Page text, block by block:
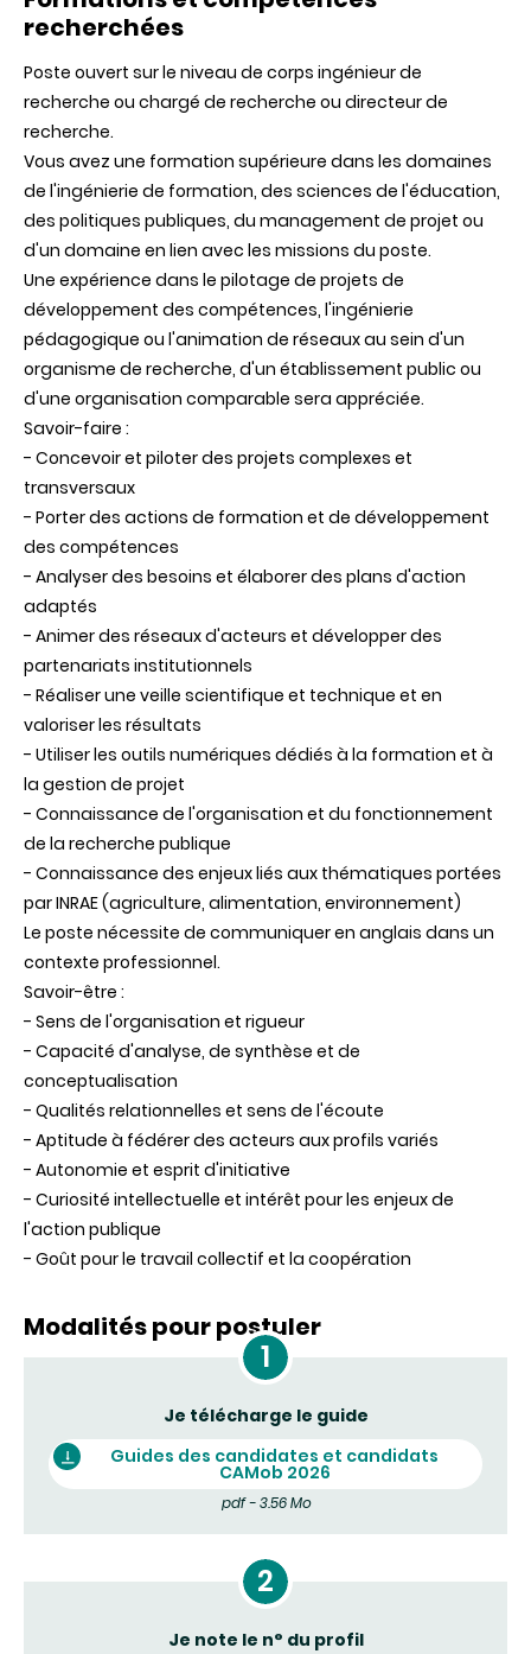
recherchées
Poste ouvert sur le niveau de corps ingénieur de
recherche ou chargé de recherche ou directeur de
recherche.
Vous avez une formation supérieure dans les domaines
de l'ingénierie de formation, des sciences de l'éducation,
des politiques publiques, du management de projet ou
d'un domaine en lien avec les missions du poste.
Une expérience dans le pilotage de projets de
développement des compétences, l'ingénierie
pédagogique ou l'animation de réseaux au sein d'un
organisme de recherche, d'un établissement public ou
d'une organisation comparable sera appréciée.
Savoir-faire :
- Concevoir et piloter des projets complexes et
transversaux
- Porter des actions de formation et de développement
des compétences
- Analyser des besoins et élaborer des plans d'action
adaptés
- Animer des réseaux d'acteurs et développer des
partenariats institutionnels
- Réaliser une veille scientifique et technique et en
valoriser les résultats
- Utiliser les outils numériques dédiés à la formation et à
la gestion de projet
- Connaissance de l'organisation et du fonctionnement
de la recherche publique
- Connaissance des enjeux liés aux thématiques portées
par INRAE (agriculture, alimentation, environnement)
Le poste nécessite de communiquer en anglais dans un
contexte professionnel.
Savoir-être :
- Sens de l'organisation et rigueur
- Capacité d'analyse, de synthèse et de
conceptualisation
- Qualités relationnelles et sens de l'écoute
- Aptitude à fédérer des acteurs aux profils variés
- Autonomie et esprit d'initiative
- Curiosité intellectuelle et intérêt pour les enjeux de
l'action publique
- Goût pour le travail collectif et la coopération
Modalités pour postuler
Je télécharge le guide
Guides des candidates et candidats
CAMob 2026
pdf - 3.56 Mo
Je note le n° du profil